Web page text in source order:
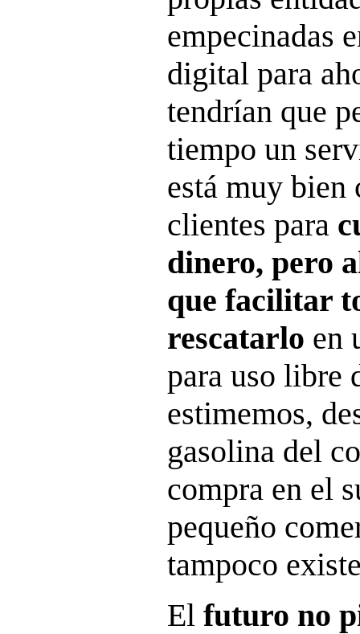
empecinadas
digital para
tendrían que
tiempo un
está muy bien
clientes para
dinero, pero
que facilitar
rescatarlo en
para uso libre
estimemos,
gasolina del
compra en el
pequeño
tampoco
El futuro no